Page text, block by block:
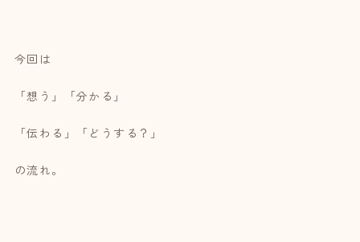
今回は
「想う」「分かる」
「伝わる」「どうする？」
の流れ。